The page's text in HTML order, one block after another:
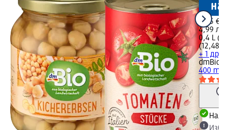
2,55 €
4,99 лв.
0,4 L
(12,48
+ 1 друг
dmBio
400 ml